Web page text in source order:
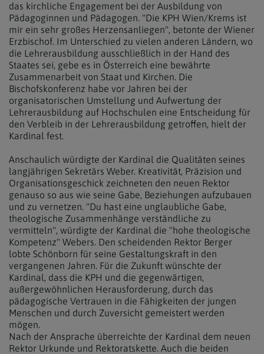
das kirchliche Engagement bei der Ausbildung von
Pädagoginnen und Pädagogen. "Die KPH Wien/Krems ist
mir ein sehr großes Herzensanliegen", betonte der Wiener
Erzbischof. Im Unterschied zu vielen anderen Ländern, wo
die Lehrerausbildung ausschließlich in der Hand des
Staates sei, gebe es in Österreich eine bewährte
Zusammenarbeit von Staat und Kirchen. Die
Bischofskonferenz habe vor Jahren bei der
organisatorischen Umstellung und Aufwertung der
Lehrerausbildung auf Hochschulen eine Entscheidung für
den Verbleib in der Lehrerausbildung getroffen, hielt der
Kardinal fest.
Anschaulich würdigte der Kardinal die Qualitäten seines
langjährigen Sekretärs Weber. Kreativität, Präzision und
Organisationsgeschick zeichneten den neuen Rektor
genauso so aus wie seine Gabe, Beziehungen aufzubauen
und zu vernetzen. "Du hast eine unglaubliche Gabe,
theologische Zusammenhänge verständliche zu
vermitteln", würdigte der Kardinal die "hohe theologische
Kompetenz" Webers. Den scheidenden Rektor Berger
lobte Schönborn für seine Gestaltungskraft in den
vergangenen Jahren. Für die Zukunft wünschte der
Kardinal, dass die KPH und die gegenwärtigen,
außergewöhnlichen Herausforderung, durch das
pädagogische Vertrauen in die Fähigkeiten der jungen
Menschen und durch Zuversicht gemeistert werden
mögen.
Nach der Ansprache überreichte der Kardinal dem neuen
Rektor Urkunde und Rektoratskette. Auch die beiden